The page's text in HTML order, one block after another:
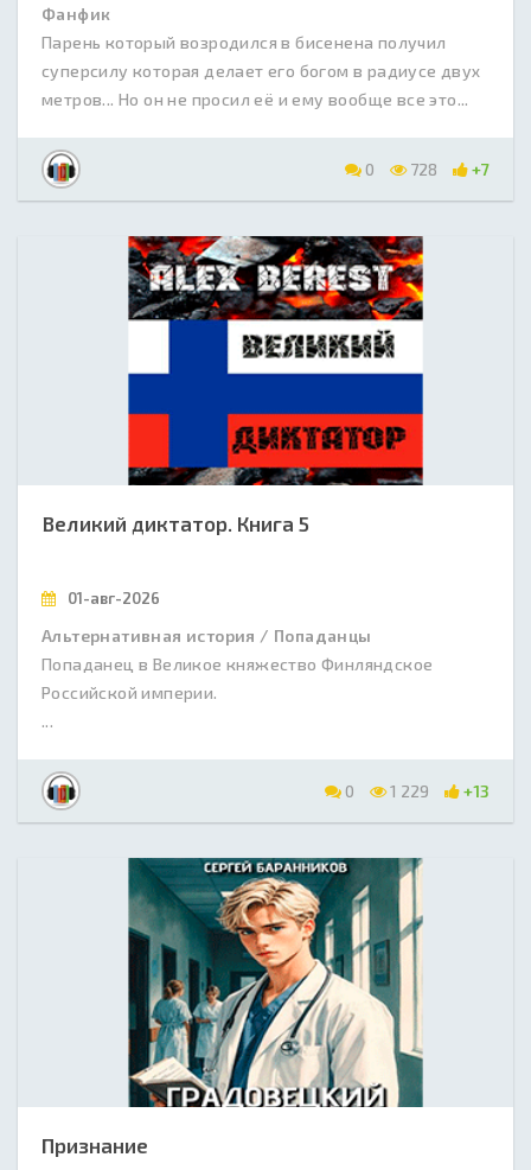
Фанфик
Парень который возродился в бисенена получил
суперсилу которая делает его богом в радиусе двух
метров... Но он не просил её и ему вообще все это...
0 728 +7
Великий диктатор. Книга 5
01-авг-2026
Альтернативная история / Попаданцы
Попаданец в Великое княжество Финляндское
Российской империи.
...
0 1 229 +13
Признание